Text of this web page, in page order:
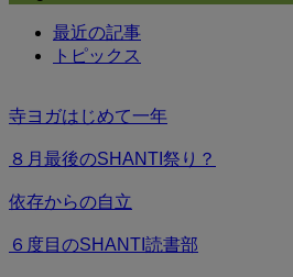
最近の記事
トピックス
寺ヨガはじめて一年
８月最後のSHANTI祭り？
依存からの自立
６度目のSHANTI読書部